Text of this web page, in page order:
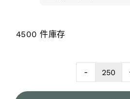
4500 件庫存
3K
直
-